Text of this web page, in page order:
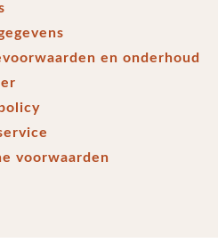
en onderhoud
voorwaarden